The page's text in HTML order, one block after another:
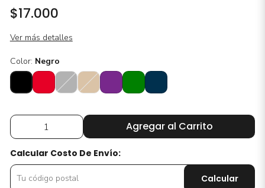
$17.000
Ver más detalles
Color: Negro
Agregar al Carrito
Calcular Costo De Envío:
Calcular